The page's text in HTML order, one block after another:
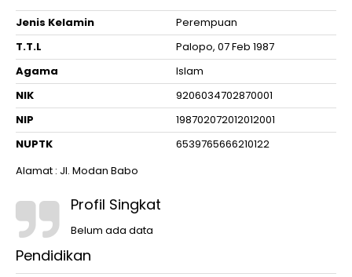
Jenis Kelamin
Perempuan
T.T.L
Palopo, 07 Feb 1987
Agama
Islam
NIK
9206034702870001
NIP
198702072012012001
NUPTK
6539765666210122
Alamat : Jl. Modan Babo
Profil Singkat
Belum ada data
Pendidikan